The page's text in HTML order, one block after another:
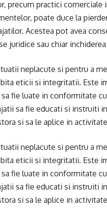
precum practici
poate duce la
Acestea pot avea
juridice sau chiar
neplacute si pentru a
eticii si integritatii. Este
fie luate in conformitate
sa fie educati si instruiti
si sa le aplice in
neplacute si pentru a
eticii si integritatii. Este
fie luate in conformitate
sa fie educati si instruiti
si sa le aplice in